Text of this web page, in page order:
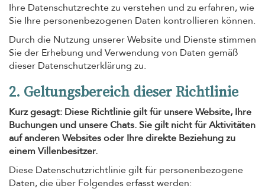
Ihre Datenschutzrechte zu verstehen und zu erfahren, wie
Sie Ihre personenbezogenen Daten kontrollieren können.
Durch die Nutzung unserer Website und Dienste stimmen
Sie der Erhebung und Verwendung von Daten gemäß
dieser Datenschutzerklärung zu.
2. Geltungsbereich dieser Richtlinie
Kurz gesagt: Diese Richtlinie gilt für unsere Website, Ihre
Buchungen und unsere Chats. Sie gilt nicht für Aktivitäten
auf anderen Websites oder Ihre direkte Beziehung zu
einem Villenbesitzer.
Diese Datenschutzrichtlinie gilt für personenbezogene
Daten, die über Folgendes erfasst werden: